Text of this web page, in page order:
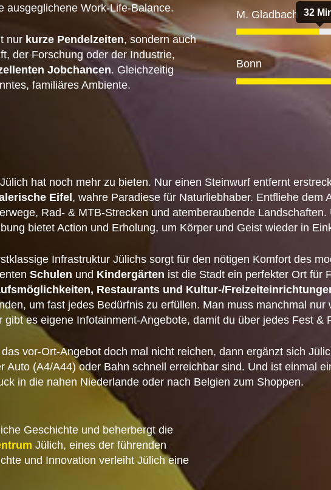
ausgeglichene Work-Life-Balance.
nur kurze Pendelzeiten, sondern auch
der Forschung oder der Industrie,
Jobchancen. Gleichzeitig
familiäres Ambiente.
M. Gladbach 32
Bonn
hat noch mehr zu bieten. Nur einen Steinwurf entfernt
Eifel , wahre Paradiese für Naturliebhaber. Entfliehe dem
Rad- & MTB-Strecken und atemberaubende
bietet Action und Erholung, um Körper und Geist wieder in
Infrastruktur Jülichs sorgt für den nötigen Komfort des
Schulen und Kindergärten ist die Stadt ein perfekter Ort für
Restaurants und Kultur-/
um fast jedes Bedürfnis zu erfüllen. Man muss manchmal nur
gibt es eigene Infotainment-Angebote, damit du über jedes Fest &
vor-Ort-Angebot doch mal nicht reichen, dann ergänzt sich
Auto (A4/A44) oder Bahn schnell erreichbar sind. Und ist einmal
in die nahen Niederlande oder nach Belgien zum Shoppen.
Geschichte und beherbergt die
Jülich, eines der führenden
und Innovation verleiht Jülich eine